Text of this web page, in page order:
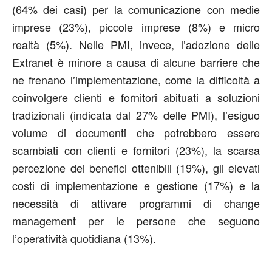
(64% dei casi) per la comunicazione con medie
imprese (23%), piccole imprese (8%) e micro
realtà (5%). Nelle PMI, invece, l’adozione delle
Extranet è minore a causa di alcune barriere che
ne frenano l’implementazione, come la difficoltà a
coinvolgere clienti e fornitori abituati a soluzioni
tradizionali (indicata dal 27% delle PMI), l’esiguo
volume di documenti che potrebbero essere
scambiati con clienti e fornitori (23%), la scarsa
percezione dei benefici ottenibili (19%), gli elevati
costi di implementazione e gestione (17%) e la
necessità di attivare programmi di change
management per le persone che seguono
l’operatività quotidiana (13%).